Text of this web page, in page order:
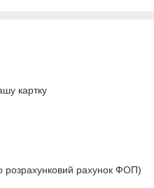
картку
розрахунковий рахунок ФОП)